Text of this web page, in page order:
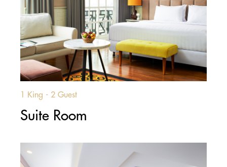
1 King - 2 Guest
Suite Room